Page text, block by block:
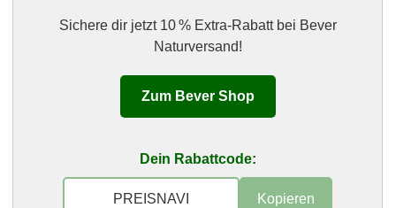
Sichere dir jetzt 10 % Extra-Rabatt bei Bever
Naturversand!
Zum Bever Shop
Dein Rabattcode:
Kopieren